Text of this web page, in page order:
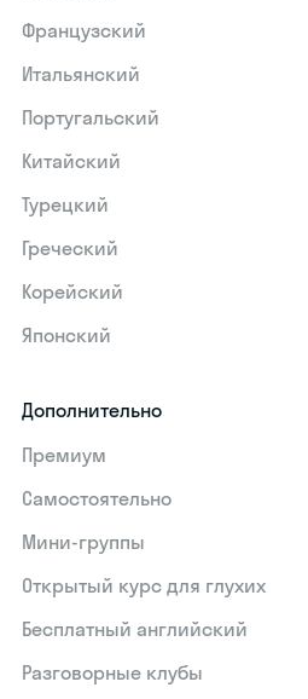
Французский
Итальянский
Португальский
Китайский
Турецкий
Греческий
Корейский
Японский
Дополнительно
Премиум
Самостоятельно
Мини-группы
Открытый курс для глухих
Бесплатный английский
Разговорные клубы